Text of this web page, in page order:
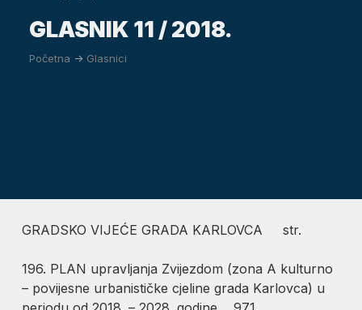
GLASNIK 11 / 2018.
Početna -> Glasnici
GRADSKO VIJEĆE GRADA KARLOVCA str.
196. PLAN upravljanja Zvijezdom (zona A kulturno
– povijesne urbanističke cjeline grada Karlovca) u